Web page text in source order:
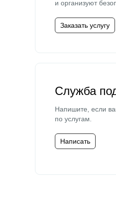
и организуют
Заказать услугу
Служба
Напишите, если
по услугам.
Написать